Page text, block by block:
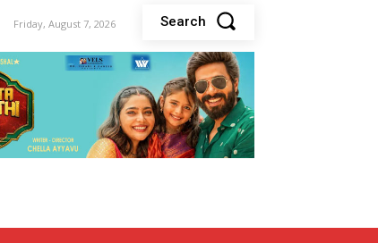
Friday, August 7, 2026 Search